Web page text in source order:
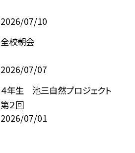
2026/07/10
全校朝会
2026/07/07
４年生 池三自然プロジェクト
第２回
2026/07/01